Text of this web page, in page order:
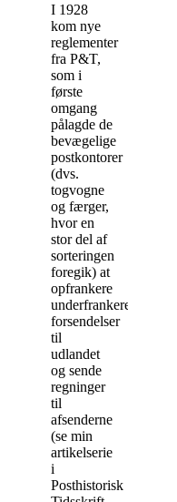
I 1928
kom nye
reglementer
fra P&T,
som i
første
omgang
pålagde de
bevægelige
postkontorer
(dvs.
togvogne
og færger,
hvor en
stor del af
sorteringen
foregik) at
opfrankere
underfrankerede
forsendelser
til
udlandet
og sende
regninger
til
afsenderne
(se min
artikelserie
i
Posthistorisk